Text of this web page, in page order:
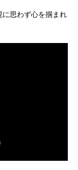
思わず心を掴まれ